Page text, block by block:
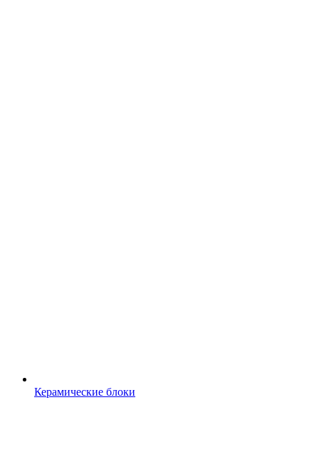
Керамические блоки